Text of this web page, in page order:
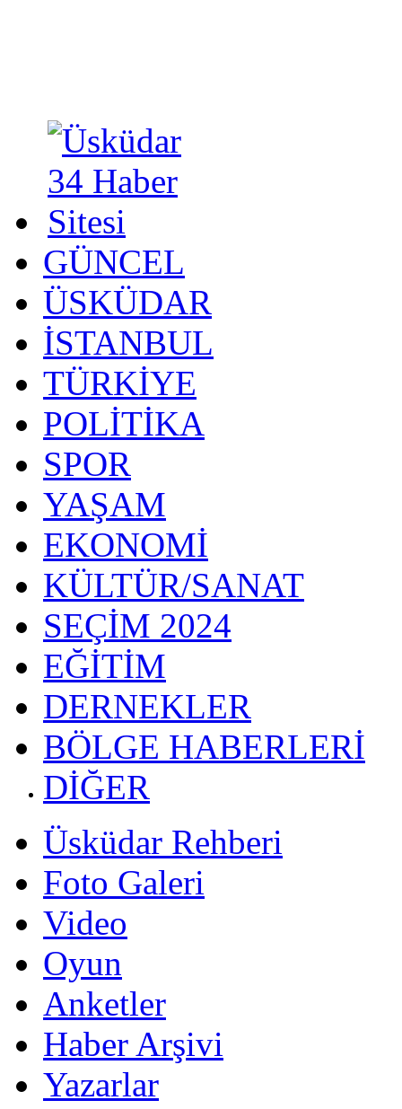
GÜNCEL
ÜSKÜDAR
İSTANBUL
TÜRKİYE
POLİTİKA
SPOR
YAŞAM
EKONOMİ
KÜLTÜR/SANAT
SEÇİM 2024
EĞİTİM
DERNEKLER
BÖLGE HABERLERİ
DİĞER
Üsküdar Rehberi
Foto Galeri
Video
Oyun
Anketler
Haber Arşivi
Yazarlar